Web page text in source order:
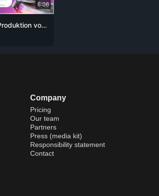
6:06
Die alugha-Plattform zur Produktion von Videos und Podcasts für Content-Creator. Die Revolution der künstlichen Intelligenz 👏🏻
Company
Pricing
Our team
Partners
Press (media kit)
Responsibility statement
Contact